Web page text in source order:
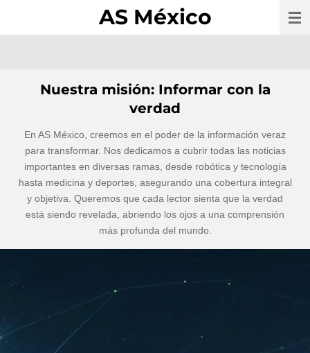
AS México
Nuestra misión: Informar con la
verdad
En AS México, creemos en el poder de la información veraz
para transformar. Nos dedicamos a cubrir todas las noticias
importantes en diversas ramas, desde robótica y tecnología
hasta medicina y deportes, asegurando una cobertura integral
y objetiva. Queremos que cada lector sienta que la verdad
está siendo revelada, abriendo los ojos a una comprensión
más profunda del mundo.